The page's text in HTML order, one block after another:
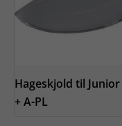
Hageskjold til Junior
+ A-PL